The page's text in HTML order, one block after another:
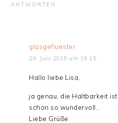
ANTWORTEN
glasgefluester
29. Juni 2015 um 19:15
Hallo liebe Lisa,
ja genau, die Haltbarkeit
schon so wundervoll…
Liebe Grüße